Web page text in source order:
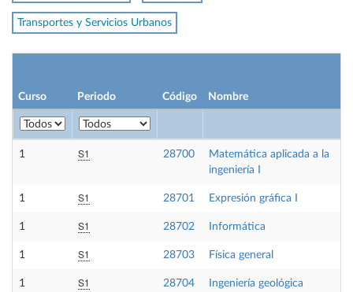
Transportes y Servicios Urbanos
Curso Periodo Código Nombre
1 S1 28700
Matemática aplicada a la
ingeniería I
1 S1 28701 Expresión gráfica I
1 S1 28702 Informática
1 S1 28703 Física general
1 S1 28704 Ingeniería geológica